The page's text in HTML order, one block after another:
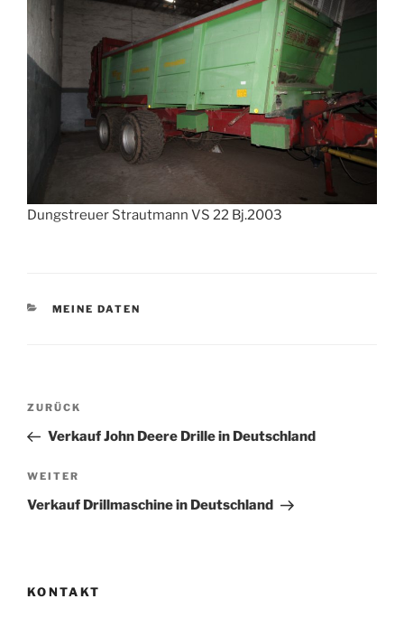
Dungstreuer Strautmann VS 22 Bj.2003
KATEGORIEN
MEINE DATEN
Beitragsnavigation
Vorheriger
Beitrag
ZURÜCK
Verkauf John Deere Drille in Deutschland
Nächster
Beitrag
WEITER
Verkauf Drillmaschine in Deutschland
KONTAKT